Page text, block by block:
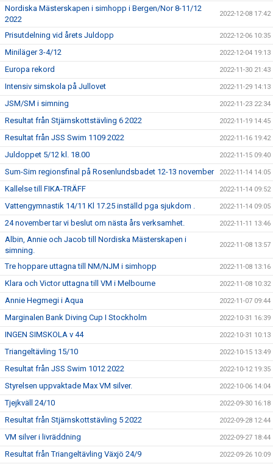
Nordiska Mästerskapen i simhopp i Bergen/Nor 8-11/12
2022
2022-12-08 17:42
Prisutdelning vid årets Juldopp 2022-12-06 10:35
Miniläger 3-4/12 2022-12-04 19:13
Europa rekord 2022-11-30 21:43
Intensiv simskola på Jullovet 2022-11-29 14:13
JSM/SM i simning 2022-11-23 22:34
Resultat från Stjärnskottstävling 6 2022 2022-11-19 14:45
Resultat från JSS Swim 1109 2022 2022-11-16 19:42
Juldoppet 5/12 kl. 18.00 2022-11-15 09:40
Sum-Sim regionsfinal på Rosenlundsbadet 12-13 november 2022-11-14 14:05
Kallelse till FIKA-TRÄFF 2022-11-14 09:52
Vattengymnastik 14/11 Kl 17.25 inställd pga sjukdom . 2022-11-14 09:05
24 november tar vi beslut om nästa års verksamhet. 2022-11-11 13:46
Albin, Annie och Jacob till Nordiska Mästerskapen i
simning.
2022-11-08 13:57
Tre hoppare uttagna till NM/NJM i simhopp 2022-11-08 13:16
Klara och Victor uttagna till VM i Melbourne 2022-11-08 10:32
Annie Hegmegi i Aqua 2022-11-07 09:44
Marginalen Bank Diving Cup I Stockholm 2022-10-31 16:39
INGEN SIMSKOLA v 44 2022-10-31 10:13
Triangeltävling 15/10 2022-10-15 13:49
Resultat från JSS Swim 1012 2022 2022-10-12 19:35
Styrelsen uppvaktade Max VM silver. 2022-10-06 14:04
Tjejkväll 24/10 2022-09-30 16:18
Resultat från Stjärnskottstävling 5 2022 2022-09-28 12:44
VM silver i livräddning 2022-09-27 18:44
Resultat från Triangeltävling Växjö 24/9 2022-09-26 10:09